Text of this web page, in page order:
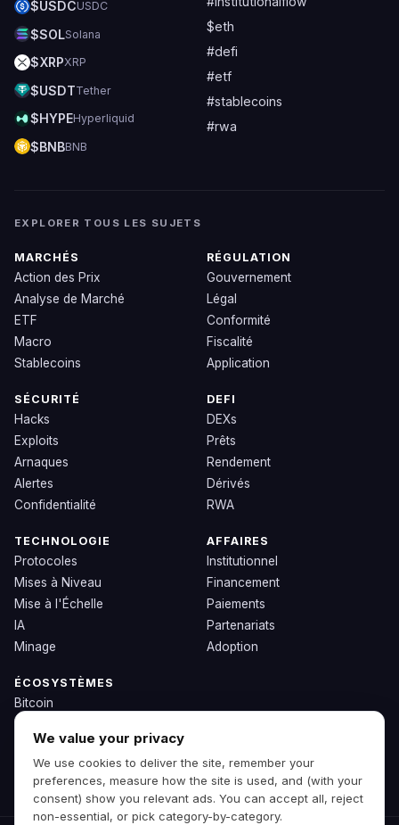
$USDCUSDC
$SOLSolana
$XRPXRP
$USDTTether
$HYPEHyperliquid
$BNBBNB
$eth
#defi
#etf
#stablecoins
#rwa
EXPLORER TOUS LES SUJETS
MARCHÉS
Action des Prix
Analyse de Marché
ETF
Macro
Stablecoins
RÉGULATION
Gouvernement
Légal
Conformité
Fiscalité
Application
SÉCURITÉ
Hacks
Exploits
Arnaques
Alertes
Confidentialité
DEFI
DEXs
Prêts
Rendement
Dérivés
RWA
TECHNOLOGIE
Protocoles
Mises à Niveau
Mise à l'Échelle
IA
Minage
AFFAIRES
Institutionnel
Financement
Paiements
Partenariats
Adoption
ÉCOSYSTÈMES
Bitcoin
Ethereum
Solana
BNB
Autres Chaînes
We value your privacy
We use cookies to deliver the site, remember your
preferences, measure how the site is used, and (with your
consent) show you relevant ads. You can accept all, reject
non-essential, or pick category-by-category.